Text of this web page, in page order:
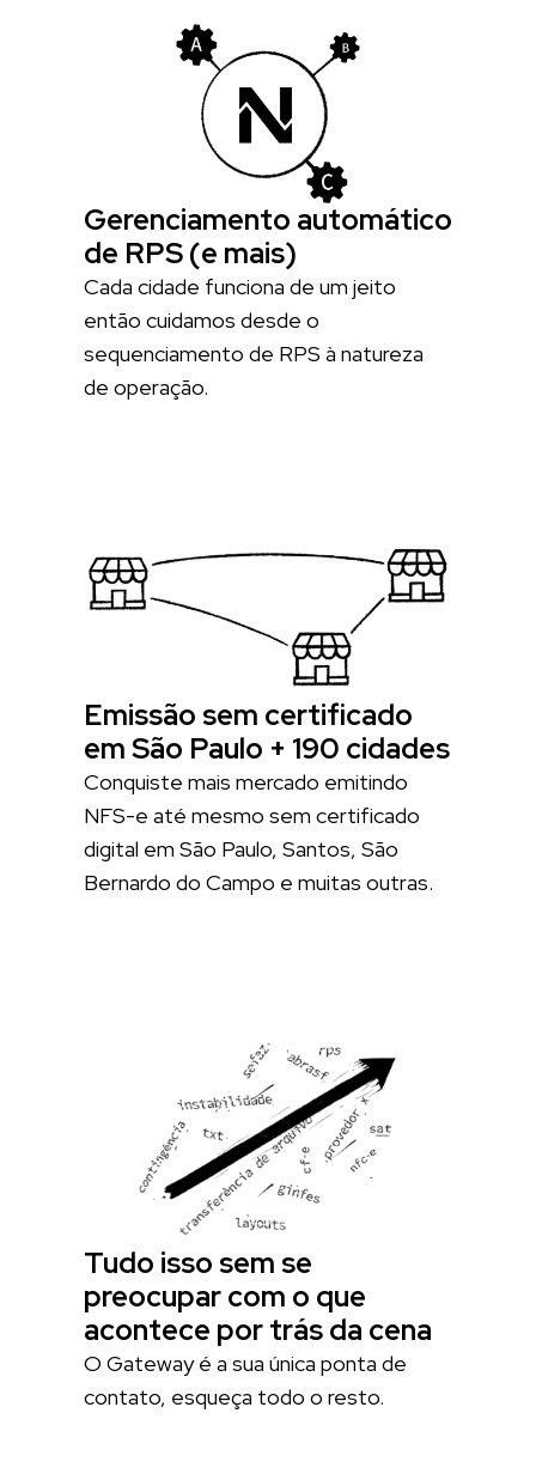
Gerenciamento automático
de RPS (e mais)
Cada cidade funciona de um jeito
então cuidamos desde o
sequenciamento de RPS à natureza
de operação.
Emissão sem certificado
em São Paulo + 190 cidades
Conquiste mais mercado emitindo
NFS-e até mesmo sem certificado
digital em São Paulo, Santos, São
Bernardo do Campo e muitas outras.
Tudo isso sem se
preocupar com o que
acontece por trás da cena
O Gateway é a sua única ponta de
contato, esqueça todo o resto.